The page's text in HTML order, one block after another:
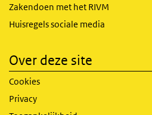
Zakendoen met het RIVM
Huisregels sociale media
Over deze site
Cookies
Privacy